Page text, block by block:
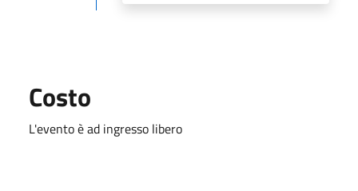
Costo
L'evento è ad ingresso libero